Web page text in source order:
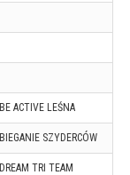
BE ACTIVE LEŚNA
BIEGANIE SZYDERCÓW
DREAM TRI TEAM